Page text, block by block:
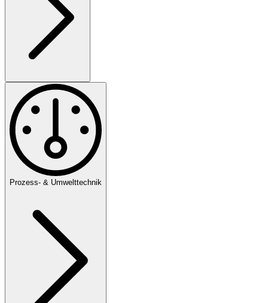
Prozess- & Umwelttechnik